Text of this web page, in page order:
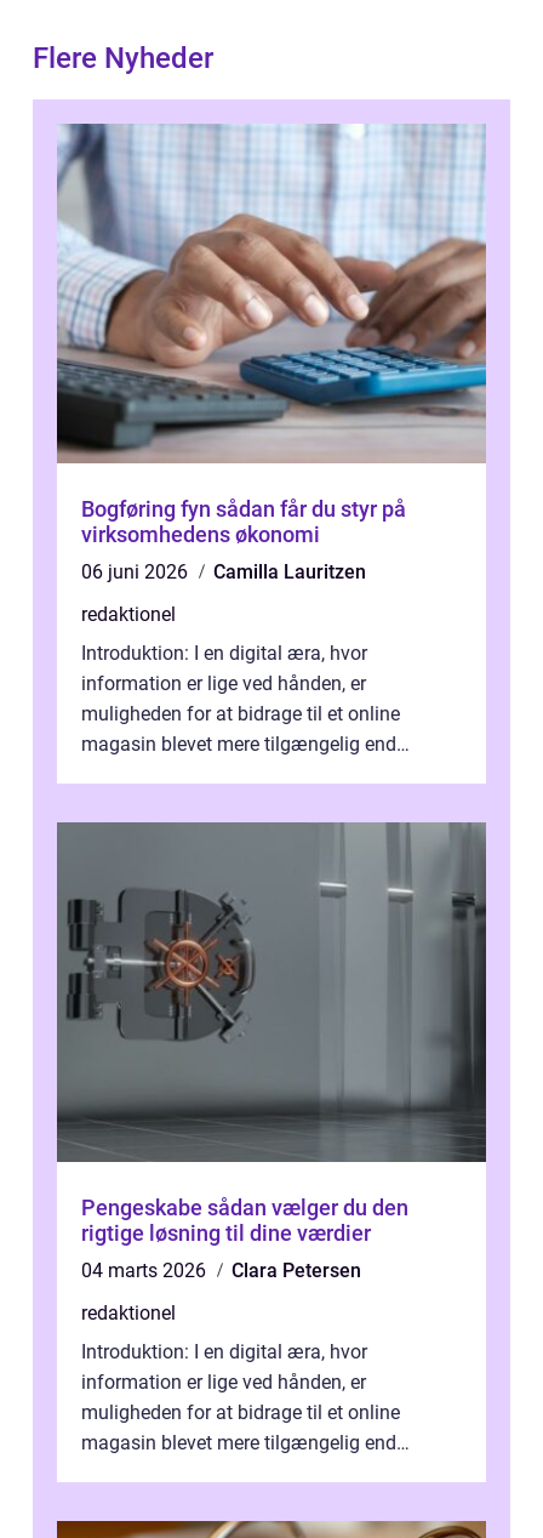
Flere Nyheder
Bogføring fyn sådan får du styr på
virksomhedens økonomi
06 juni 2026
Camilla Lauritzen
redaktionel
Introduktion: I en digital æra, hvor
information er lige ved hånden, er
muligheden for at bidrage til et online
magasin blevet mere tilgængelig end
Pengeskabe sådan vælger du den
rigtige løsning til dine værdier
04 marts 2026
Clara Petersen
redaktionel
Introduktion: I en digital æra, hvor
information er lige ved hånden, er
muligheden for at bidrage til et online
magasin blevet mere tilgængelig end